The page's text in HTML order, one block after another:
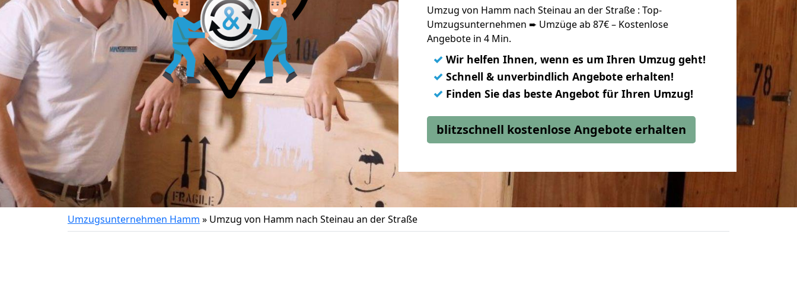
Umzug von Hamm nach Steinau an der Straße : Top-
Umzugsunternehmen ➨ Umzüge ab 87€ – Kostenlose
Angebote in 4 Min.
✓ Wir helfen Ihnen, wenn es um Ihren Umzug geht!
✓ Schnell & unverbindlich Angebote erhalten!
✓ Finden Sie das beste Angebot für Ihren Umzug!
blitzschnell kostenlose Angebote erhalten
Umzugsunternehmen Hamm » Umzug von Hamm nach Steinau an der Straße